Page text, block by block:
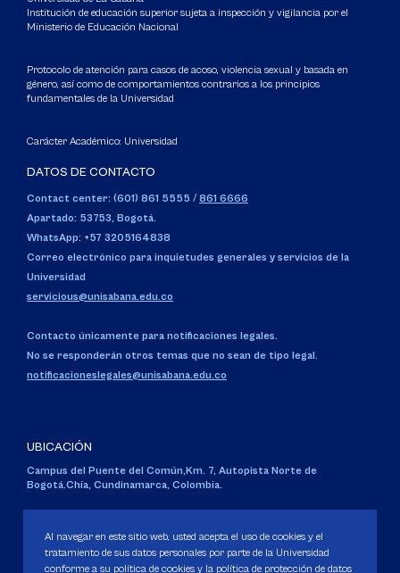
Institución de educación superior sujeta a inspección y vigilancia por el
Ministerio de Educación Nacional
Protocolo de atención para casos de acoso, violencia sexual y basada en
género, así como de comportamientos contrarios a los principios
fundamentales de la Universidad
Carácter Académico: Universidad
DATOS DE CONTACTO
Contact center: (601) 861 5555 / 861 6666
Apartado: 53753, Bogotá.
WhatsApp: +57 3205164838
Correo electrónico para inquietudes generales y servicios de la
Universidad
servicious@unisabana.edu.co
Contacto únicamente para notificaciones legales.
No se responderán otros temas que no sean de tipo legal.
notificacioneslegales@unisabana.edu.co
UBICACIÓN
Campus del Puente del Común,Km. 7, Autopista Norte de
Bogotá.Chía, Cundinamarca, Colombia.
Personería Jurídica:Resolución 130 del 14 de enero de 1980.
Ministerio de Educación Nacional.
Al navegar en este sitio web, usted acepta el uso de cookies y el
tratamiento de sus datos personales por parte de la Universidad
conforme a su política de cookies y la política de protección de datos